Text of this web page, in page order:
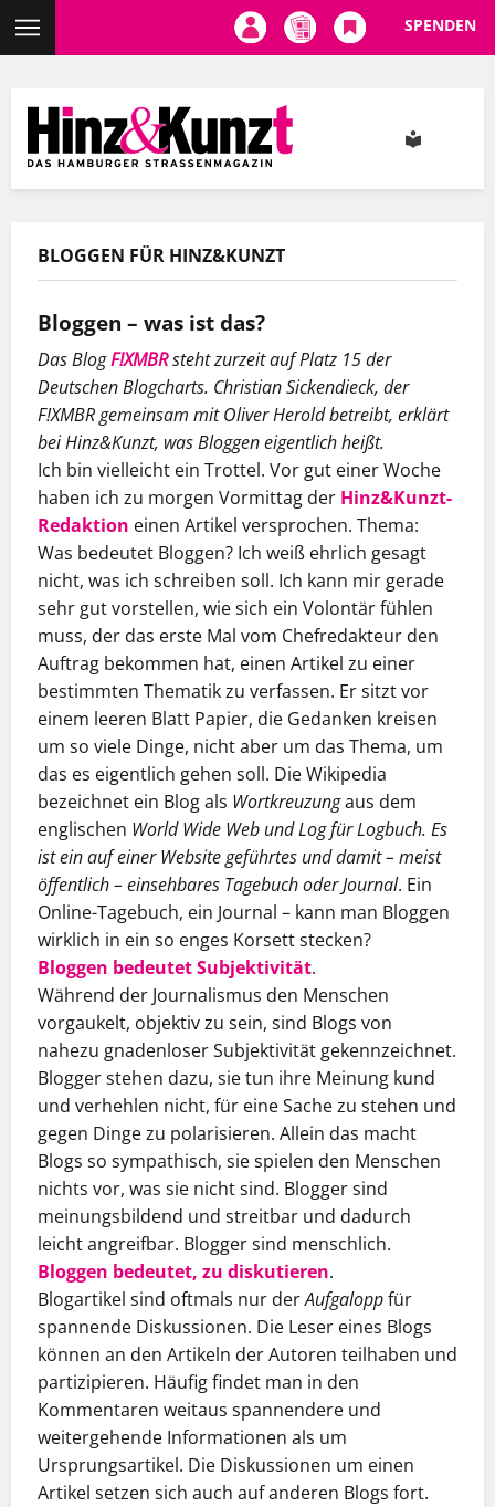
Inhalt
SPENDEN
BLOGGEN FÜR HINZ&KUNZT
Bloggen – was ist das?
Das BlogF!XMBRsteht zurzeit auf Platz 15 der
Deutschen Blogcharts. Christian Sickendieck, der
F!XMBR gemeinsam mit Oliver Herold betreibt, erklärt
bei Hinz&Kunzt, was Bloggen eigentlich heißt.
Ich bin vielleicht ein Trottel. Vor gut einer Woche
haben ich zu morgen Vormittag der Hinz&Kunzt-
Redaktion einen Artikel versprochen. Thema:
Was bedeutet Bloggen? Ich weiß ehrlich gesagt
nicht, was ich schreiben soll. Ich kann mir gerade
sehr gut vorstellen, wie sich ein Volontär fühlen
muss, der das erste Mal vom Chefredakteur den
Auftrag bekommen hat, einen Artikel zu einer
bestimmten Thematik zu verfassen. Er sitzt vor
einem leeren Blatt Papier, die Gedanken kreisen
um so viele Dinge, nicht aber um das Thema, um
das es eigentlich gehen soll. Die Wikipedia
bezeichnet ein Blog als Wortkreuzungaus dem
englischen World Wide Web und Log für Logbuch. Es
ist ein auf einer Website geführtes und damit – meist
öffentlich – einsehbares Tagebuch oder Journal. Ein
Online-Tagebuch, ein Journal – kann man Bloggen
wirklich in ein so enges Korsett stecken?
Bloggen bedeutet Subjektivität.
Während der Journalismus den Menschen
vorgaukelt, objektiv zu sein, sind Blogs von
nahezu gnadenloser Subjektivität gekennzeichnet.
Blogger stehen dazu, sie tun ihre Meinung kund
und verhehlen nicht, für eine Sache zu stehen und
gegen Dinge zu polarisieren. Allein das macht
Blogs so sympathisch, sie spielen den Menschen
nichts vor, was sie nicht sind. Blogger sind
meinungsbildend und streitbar und dadurch
leicht angreifbar. Blogger sind menschlich.
Bloggen bedeutet, zu diskutieren.
Blogartikel sind oftmals nur derAufgaloppfür
spannende Diskussionen. Die Leser eines Blogs
können an den Artikeln der Autoren teilhaben und
partizipieren. Häufig findet man in den
Kommentaren weitaus spannendere und
weitergehende Informationen als um
Ursprungsartikel. Die Diskussionen um einen
Artikel setzen sich auch auf anderen Blogs fort.